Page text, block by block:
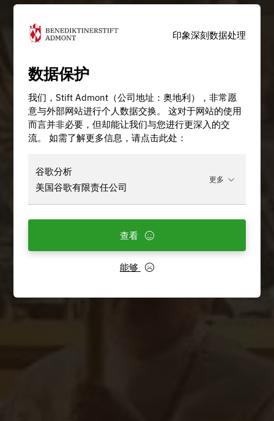
印象深刻数据处理
数据保护
我们，Stift Admont（公司地址：奥地利），非常愿
意与外部网站进行个人数据交换。 这对于网站的使用
而言并非必要，但却能让我们与您进行更深入的交
流。 如需了解更多信息，请点击此处：
谷歌分析
美国谷歌有限责任公司
更多
能够
查看